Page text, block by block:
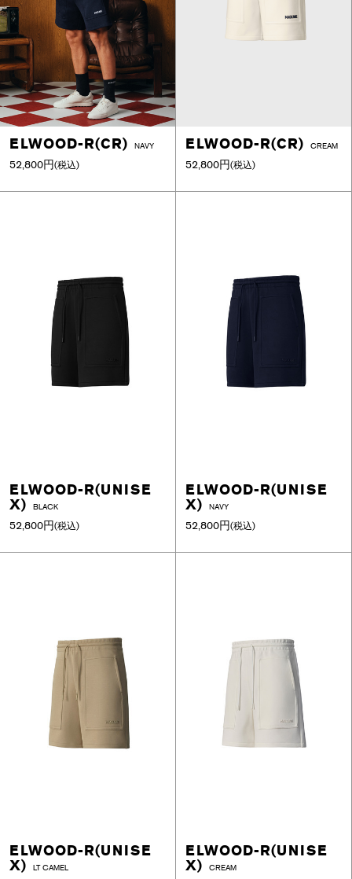
ELWOOD-R(CR) NAVY
52,800円(税込)
ELWOOD-R(CR) CREAM
52,800円(税込)
ELWOOD-R(UNISE
X)
BLACK
52,800円(税込)
ELWOOD-R(UNISE
X)
NAVY
52,800円(税込)
ELWOOD-R(UNISE
X)
LT CAMEL
ELWOOD-R(UNISE
X)
CREAM